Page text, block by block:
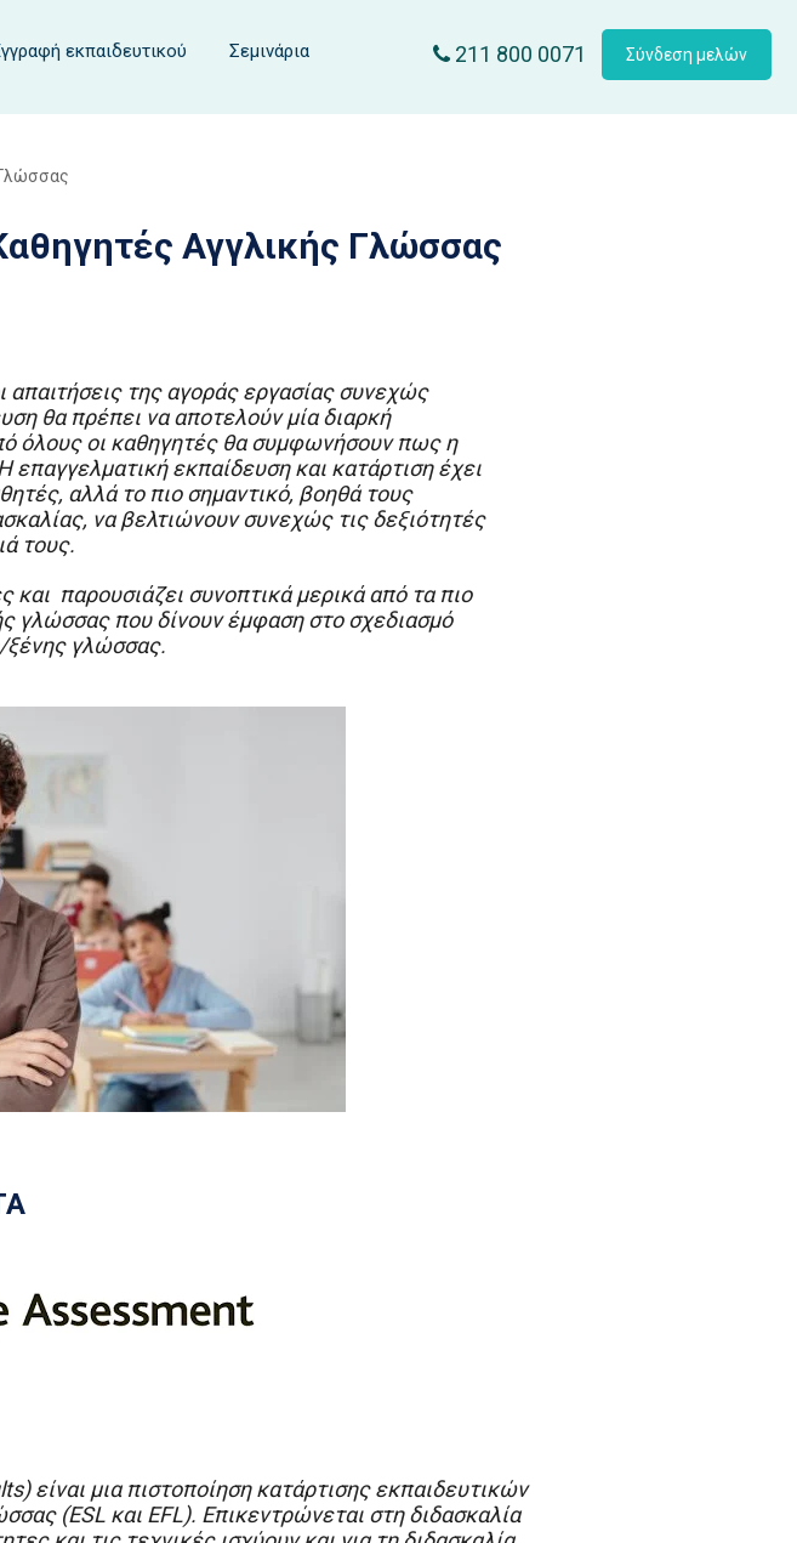
εκπαιδευτικού Σεμινάρια 211 800 0071 Σύνδεση μελών
Αγγλικής Γλώσσας
της αγοράς εργασίας συνεχώς
θα πρέπει να αποτελούν μία διαρκή
όλους οι καθηγητές θα συμφωνήσουν πως η
εκπαίδευση και κατάρτιση έχει
αλλά το πιο σημαντικό, βοηθά τους
να βελτιώνουν συνεχώς τις δεξιότητές
τους.
παρουσιάζει συνοπτικά μερικά από τα πιο
γλώσσας που δίνουν έμφαση στο σχεδιασμό
ξένης γλώσσας.
) είναι μια πιστοποίηση κατάρτισης εκπαιδευτικών
(ESL και EFL). Επικεντρώνεται στη διδασκαλία